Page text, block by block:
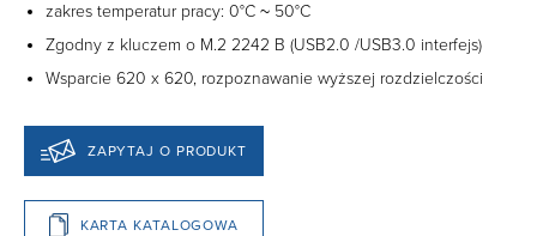
zakres temperatur pracy: 0°C ~ 50°C
Zgodny z kluczem o M.2 2242 B (USB2.0 /USB3.0 interfejs)
Wsparcie 620 x 620, rozpoznawanie wyższej rozdzielczości
ZAPYTAJ O PRODUKT
KARTA KATALOGOWA